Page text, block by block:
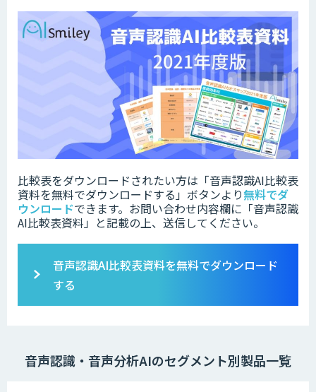
比較表をダウンロードされたい方は「音声認識AI比較表
資料を無料でダウンロードする」ボタンより無料でダ
ウンロードできます。お問い合わせ内容欄に「音声認識
AI比較表資料」と記載の上、送信してください。
音声認識AI比較表資料を無料でダウンロード
する
音声認識・音声分析AIのセグメント別製品一覧